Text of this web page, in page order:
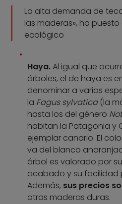
La alta demanda de
las maderas», ha
ecológico
Haya.Al igual que
árboles, el de haya es
denominar a varias
la Fagus sylvatica(la
hasta los del género
habitan la Patagonia y
ejemplar canario. El
va del blanco
árbol es valorado por
acabado y su facilidad
Además, sus precios
otras maderas duras.